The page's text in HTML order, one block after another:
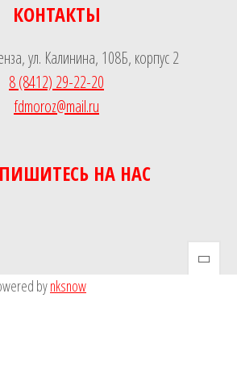
КОНТАКТЫ
ул. Калинина, 108Б, корпус 2
8 (8412) 29-22-20
fdmoroz@mail.ru
НА НАС
bynksnow